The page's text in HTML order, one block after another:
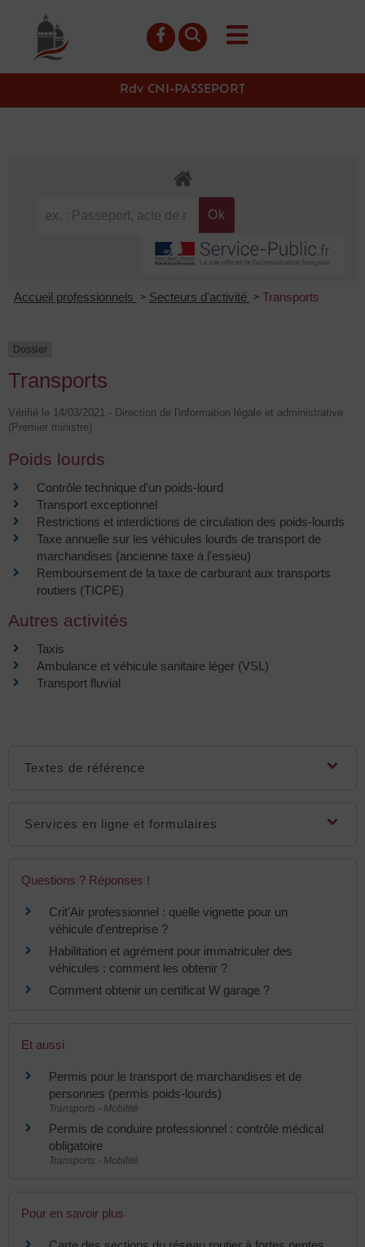
principal
Rdv CNI-PASSEPORT
Accueil professionnels > Secteurs d'activité > Transports
Dossier
Transports
Vérifié le 14/03/2021 - Direction de l'information légale et administrative
(Premier ministre)
Poids lourds
Contrôle technique d'un poids-lourd
Transport exceptionnel
Restrictions et interdictions de circulation des poids-lourds
Taxe annuelle sur les véhicules lourds de transport de
marchandises (ancienne taxe à l'essieu)
Remboursement de la taxe de carburant aux transports
routiers (TICPE)
Autres activités
Taxis
Ambulance et véhicule sanitaire léger (VSL)
Transport fluvial
Textes de référence
Services en ligne et formulaires
Questions ? Réponses !
Crit'Air professionnel : quelle vignette pour un
véhicule d'entreprise ?
Habilitation et agrément pour immatriculer des
véhicules : comment les obtenir ?
Comment obtenir un certificat W garage ?
Et aussi
Permis pour le transport de marchandises et de
personnes (permis poids-lourds)
Transports - Mobilité
Permis de conduire professionnel : contrôle médical
obligatoire
Transports - Mobilité
Pour en savoir plus